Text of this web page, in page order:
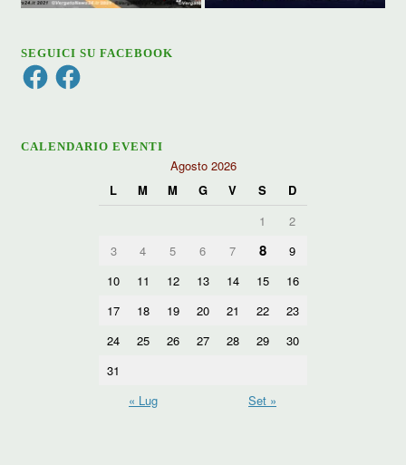
SEGUICI SU FACEBOOK
FacebookFacebook
CALENDARIO EVENTI
Agosto 2026
L
M M G V S
D
1
2
3
4 5 6 7 8
9
10
11 12 13 14 15
16
17
18 19 20 21 22
23
24
25 26 27 28 29
30
31
« Lug
Set »